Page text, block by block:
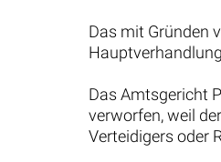
Das mit Gründen
Das Amtsgericht
verworfen, weil
Verteidigers oder